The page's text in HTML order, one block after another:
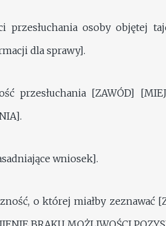
przesłuchania osoby objętej
dla sprawy].
przesłuchania [ZAWÓD]
wniosek].
o której miałby zeznawać